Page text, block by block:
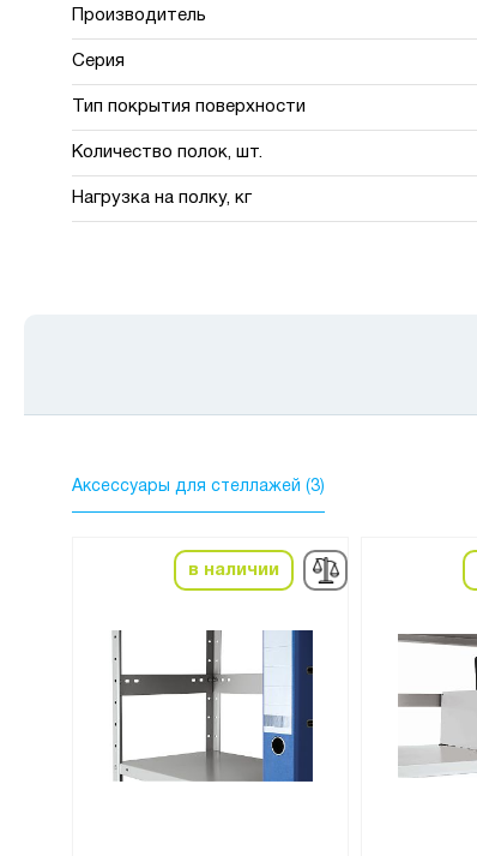
Производитель
Серия
Тип покрытия поверхности
Количество полок, шт.
Нагрузка на полку, кг
Аксессуары для стеллажей (3)
в наличии